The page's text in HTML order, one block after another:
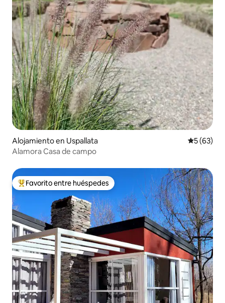
Alojamiento en Uspallata
5 (63)
Alamora Casa de campo
Favorito entre huéspedes preferido
Favorito entre huéspedes